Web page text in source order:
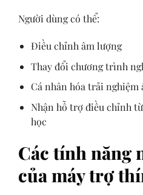
Người dùng có thể:
Điều chỉnh âm lượng
Thay đổi chương trình
Cá nhân hóa trải nghiệm
Nhận hỗ trợ điều chỉnh
học
Các tính năng
của máy trợ